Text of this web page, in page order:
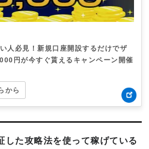
人必見！新規口座開設するだけでザ
円が今すぐ貰えるキャンペーン開催
から
した攻略法を使って稼げている